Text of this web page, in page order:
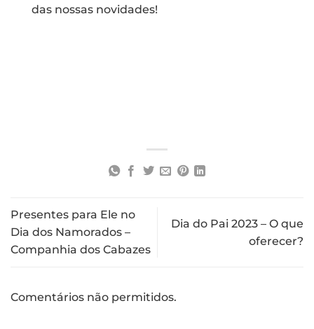
das nossas novidades!
Presentes para Ele no
Dia dos Namorados –
Companhia dos Cabazes
Dia do Pai 2023 – O que
oferecer?
Comentários não permitidos.